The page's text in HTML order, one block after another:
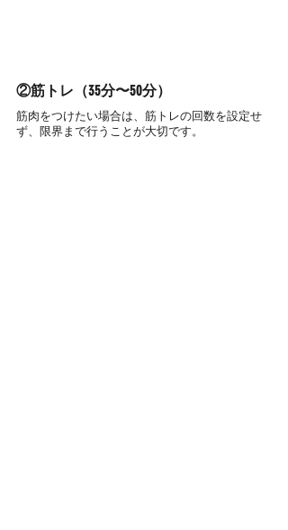
②筋トレ（35分〜50分）
筋肉をつけたい場合は、筋トレの回数を設定せ
ず、限界まで行うことが大切です。